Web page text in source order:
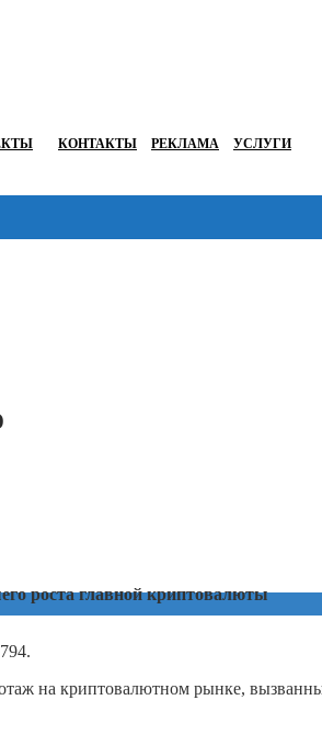
КОНТАКТЫ РЕКЛАМА УСЛУГИ
роста главной криптовалюты
на криптовалютном рынке,